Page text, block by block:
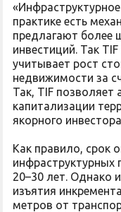
практике есть
предлагают более
инвестиций. Так
учитывает рост
недвижимости за
Так, TIF позволяет
капитализации
якорного
Как правило, срок
инфраструктурных
20–30 лет. Однако
изъятия
метров от